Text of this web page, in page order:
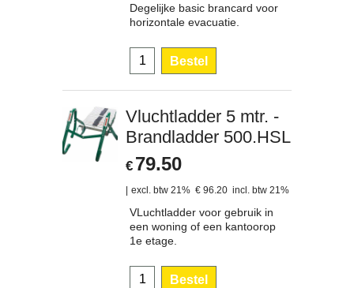
Degelijke basic brancard voor
horizontale evacuatie.
Bestel
Vluchtladder 5 mtr. -
Brandladder 500.HSL
€ 79.50
excl. btw 21% € 96.20 incl. btw 21%
VLuchtladder voor gebruik in
een woning of een kantoorop
1e etage.
Bestel